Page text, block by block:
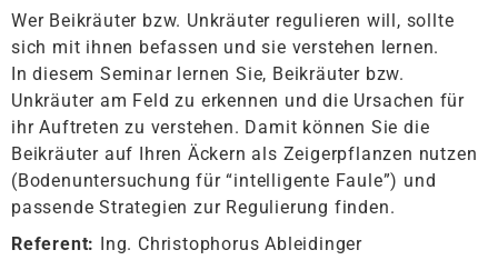
Wer Beikräuter bzw. Unkräuter regulieren will, sollte
sich mit ihnen befassen und sie verstehen lernen.
In diesem Seminar lernen Sie, Beikräuter bzw.
Unkräuter am Feld zu erkennen und die Ursachen für
ihr Auftreten zu verstehen. Damit können Sie die
Beikräuter auf Ihren Äckern als Zeigerpflanzen nutzen
(Bodenuntersuchung für “intelligente Faule”) und
passende Strategien zur Regulierung finden.
Referent:
Ing. Christophorus Ableidinger